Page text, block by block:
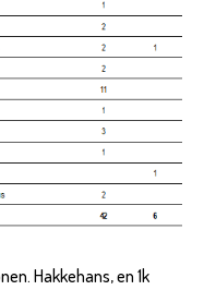
Hakkehans, en 1k